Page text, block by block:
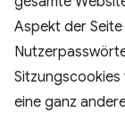
Aspekt der
eine ganz